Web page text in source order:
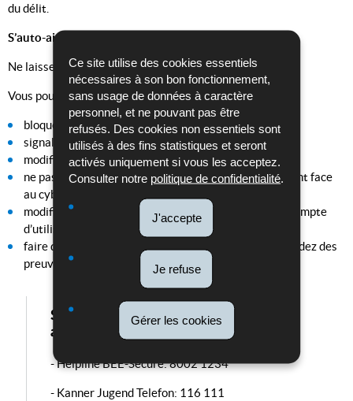
Ce site utilise des cookies essentiels
nécessaires à son bon fonctionnement,
sans usage de données à caractère
personnel, et ne pouvant pas être
refusés. Des cookies non essentiels sont
utilisés à des fins statistiques et seront
activés uniquement si vous les acceptez.
Consulter notre politique de confidentialité.
J'accepte
Je refuse
Gérer les cookies
du délit.
S’auto-aider
Ne laissez pas l’auteur continuer à vous agresser!
Vous pouvez:
bloquer le contact;
signaler l’auteur auprès de l’exploitant des pages;
modifier votre mot de passe;
ne pas répondre directement (montrez-vous indifférent face
au cyber-harcèlement);
modifier votre adresse email/numéro de téléphone/compte
d’utilisateur;
faire des copies, des captures d’écran, des photos (gardez des
preuves).
Services d’aide téléphoniques gratuits,
anonymes et confidentiels:
- Helpline BEE-Secure: 8002 1234
- Kanner Jugend Telefon: 116 111